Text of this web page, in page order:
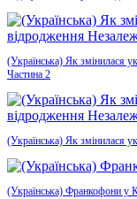
(Українська) Як змінилася
Частина 2
(Українська) Як змінилася
(Українська) Франкофони у